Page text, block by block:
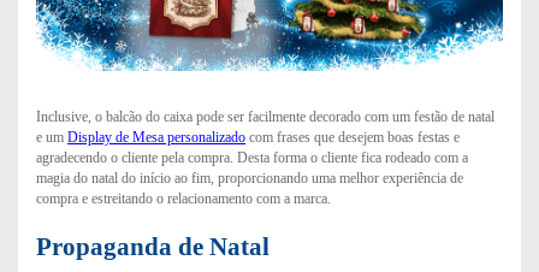
Inclusive, o balcão do caixa pode ser facilmente decorado com um festão de natal
e um Display de Mesa personalizado com frases que desejem boas festas e
agradecendo o cliente pela compra. Desta forma o cliente fica rodeado com a
magia do natal do início ao fim, proporcionando uma melhor experiência de
compra e estreitando o relacionamento com a marca.
Propaganda de Natal